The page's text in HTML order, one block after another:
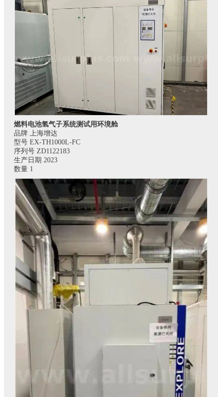
燃料电池氢气子系统测试用环境舱
品牌 上海增达
型号 EX-TH1000L-FC
序列号 ZD1122183
生产日期 2023
数量 1